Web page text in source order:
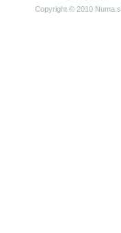
Copyright © 2010